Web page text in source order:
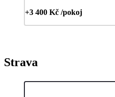
+3 400 Kč /pokoj
Strava